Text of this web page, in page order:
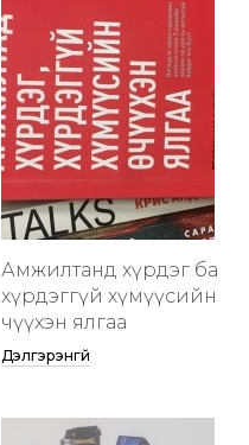
Амжилтанд хүрдэг ба
хүрдэггүй хүмүүсийн
өчүүхэн ялгаа
Дэлгэрэнгүй